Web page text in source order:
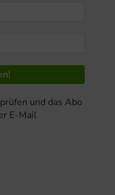
und das Abo
E-Mail